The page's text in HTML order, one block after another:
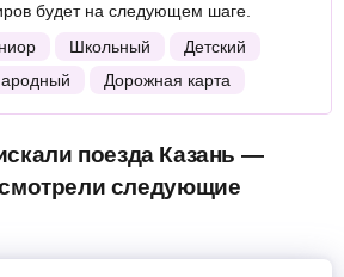
будет на следующем шаге.
Школьный
Детский
Дорожная карта
следующие